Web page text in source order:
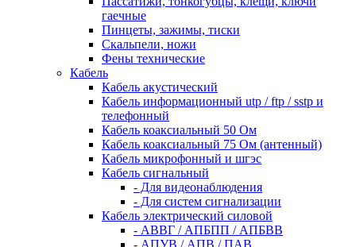
гаечные
Пинцеты, зажимы, тиски
Скальпели, ножи
Фены технические
Кабель
Кабель акустический
Кабель информационный utp / ftp / sstp и
телефонный
Кабель коаксиальный 50 Ом
Кабель коаксиальный 75 Ом (антенный)
Кабель микрофонный и шгэс
Кабель сигнальный
- Для видеонаблюдения
- Для систем сигнализации
Кабель электрический силовой
- АВВГ / АПБПП / АПБВВ
- АПУВ / АПВ / ПАВ